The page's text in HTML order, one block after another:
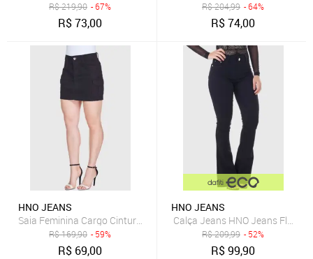
R$219,90 - 67%
R$73,00
R$204,99 - 64%
R$74,00
HNO JEANS
Saia Feminina Cargo Cintura Alta em Sarja Preta
R$169,90 - 59%
R$ 69,00
HNO JEANS
Calça Jeans HNO Jeans Flare
R$209,99 - 52%
R$99,90